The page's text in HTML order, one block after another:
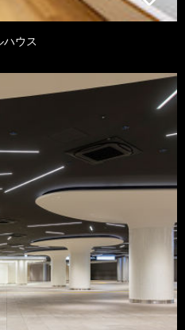
ウス